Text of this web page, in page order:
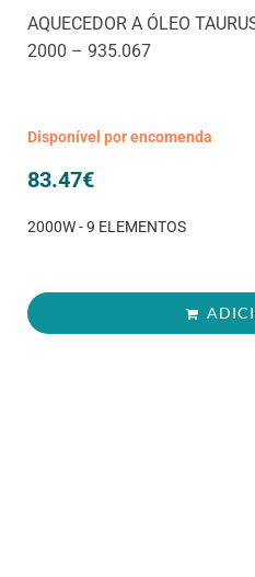
AQUECEDOR A ÓLEO
2000 – 935.067
Disponível por encomenda
83.47€
2000W - 9 ELEMENTOS